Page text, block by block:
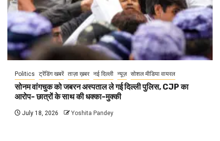
Politics ट्रेंडिंग खबरें ताज़ा ख़बर नई दिल्ली न्यूज़ सोशल मीडिया वायरल
सोनम वांगचुक को जबरन अस्पताल ले गई दिल्ली पुलिस, CJP का
आरोप- छात्रों के साथ की धक्का-मुक्की
July 18, 2026 Yoshita Pandey